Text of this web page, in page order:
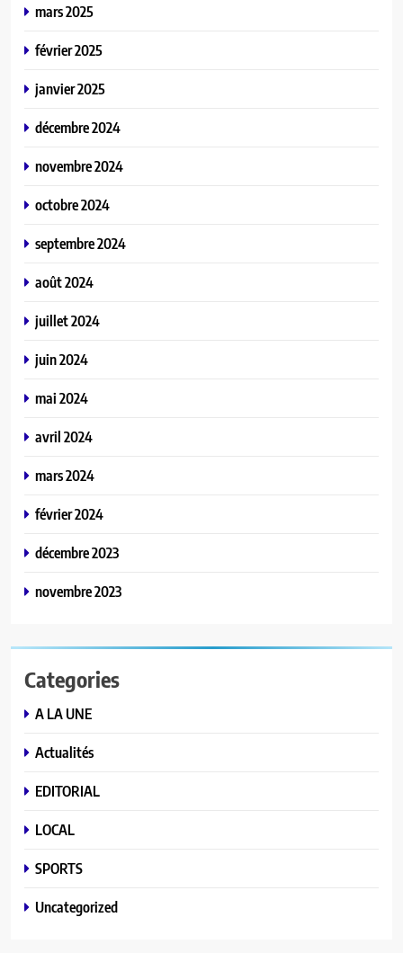
mars 2025
février 2025
janvier 2025
décembre 2024
novembre 2024
octobre 2024
septembre 2024
août 2024
juillet 2024
juin 2024
mai 2024
avril 2024
mars 2024
février 2024
décembre 2023
novembre 2023
Categories
A LA UNE
Actualités
EDITORIAL
LOCAL
SPORTS
Uncategorized